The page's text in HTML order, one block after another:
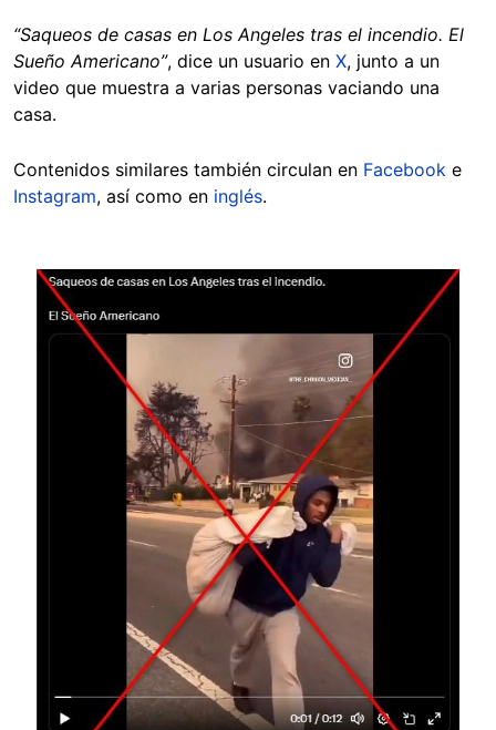
“Saqueos de casas en Los Angeles tras el incendio. El
Sueño Americano”, dice un usuario en X, junto a un
video que muestra a varias personas vaciando una
casa.
Contenidos similares también circulan en Facebook e
Instagram, así como en inglés.
Image